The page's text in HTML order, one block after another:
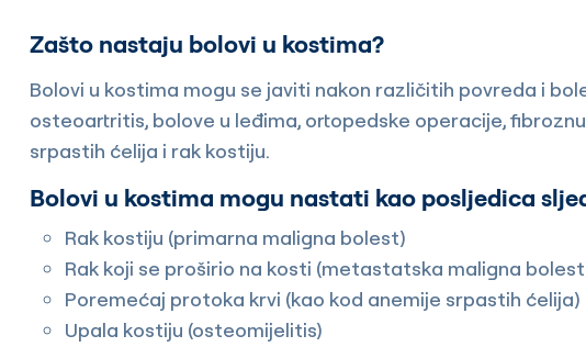
Zašto nastaju bolovi u kostima?
Bolovi u kostima mogu se javiti nakon različitih povreda i
osteoartritis, bolove u leđima, ortopedske operacije,
srpastih ćelija i rak kostiju.
Bolovi u kostima mogu nastati kao posljedica
Rak kostiju (primarna maligna bolest)
Rak koji se proširio na kosti (metastatska maligna
Poremećaj protoka krvi (kao kod anemije srpastih ćelija)
Upala kostiju (osteomijelitis)